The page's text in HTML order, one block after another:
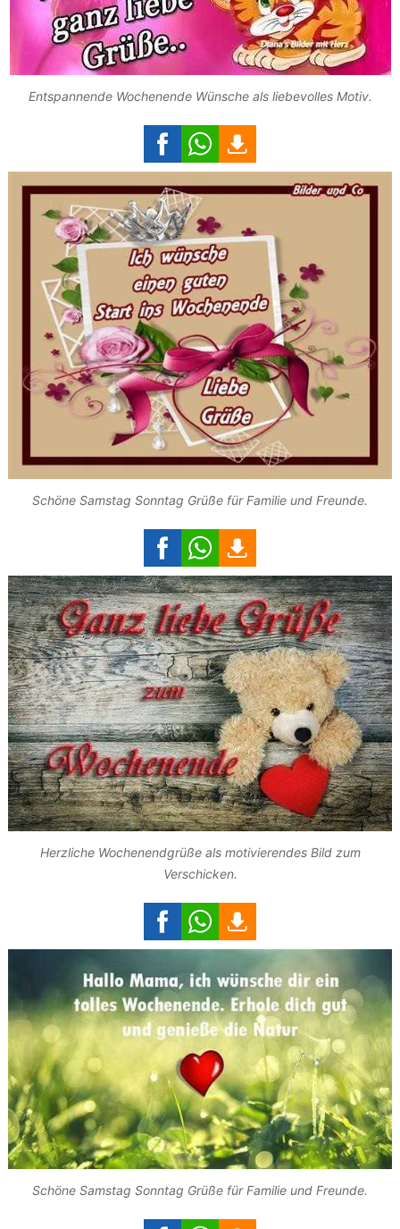
Entspannende Wochenende Wünsche als liebevolles Motiv.
Schöne Samstag Sonntag Grüße für Familie und Freunde.
Herzliche Wochenendgrüße als motivierendes Bild zum
Verschicken.
Schöne Samstag Sonntag Grüße für Familie und Freunde.